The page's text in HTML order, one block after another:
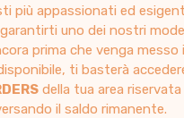
più appassionati ed
uno dei nostri
prima che venga messo
ti basterà
della tua area
il saldo rimanente.